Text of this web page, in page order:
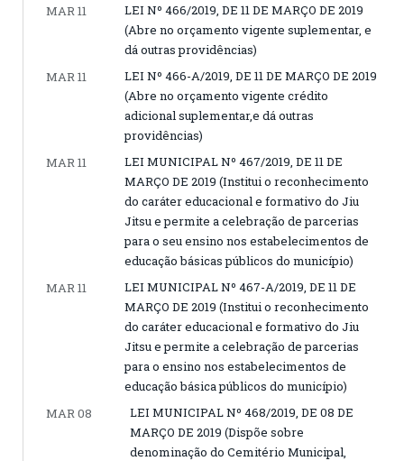
MAR 11
LEI Nº 466/2019, DE 11 DE MARÇO DE 2019
(Abre no orçamento vigente suplementar, e
dá outras providências)
MAR 11
LEI Nº 466-A/2019, DE 11 DE MARÇO DE 2019
(Abre no orçamento vigente crédito
adicional suplementar,e dá outras
providências)
MAR 11
LEI MUNICIPAL Nº 467/2019, DE 11 DE
MARÇO DE 2019 (Institui o reconhecimento
do caráter educacional e formativo do Jiu
Jitsu e permite a celebração de parcerias
para o seu ensino nos estabelecimentos de
educação básicas públicos do município)
MAR 11
LEI MUNICIPAL Nº 467-A/2019, DE 11 DE
MARÇO DE 2019 (Institui o reconhecimento
do caráter educacional e formativo do Jiu
Jitsu e permite a celebração de parcerias
para o ensino nos estabelecimentos de
educação básica públicos do município)
MAR 08
LEI MUNICIPAL Nº 468/2019, DE 08 DE
MARÇO DE 2019 (Dispõe sobre
denominação do Cemitério Municipal,